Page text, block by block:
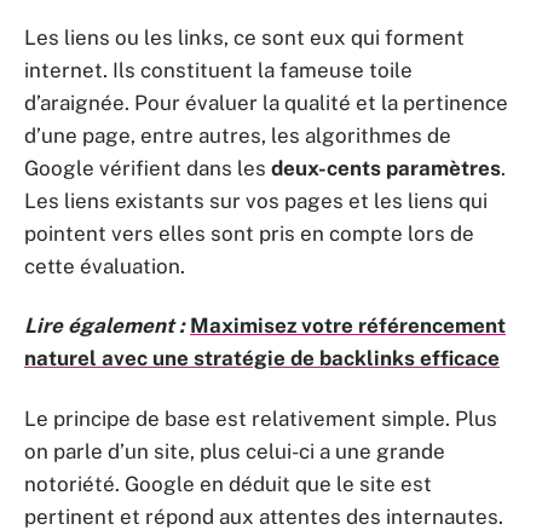
Les liens ou les links, ce sont eux qui forment
internet. Ils constituent la fameuse toile
d’araignée. Pour évaluer la qualité et la pertinence
d’une page, entre autres, les algorithmes de
Google vérifient dans les deux-cents paramètres.
Les liens existants sur vos pages et les liens qui
pointent vers elles sont pris en compte lors de
cette évaluation.
Lire également : Maximisez votre référencement
naturel avec une stratégie de backlinks efficace
Le principe de base est relativement simple. Plus
on parle d’un site, plus celui-ci a une grande
notoriété. Google en déduit que le site est
pertinent et répond aux attentes des internautes.